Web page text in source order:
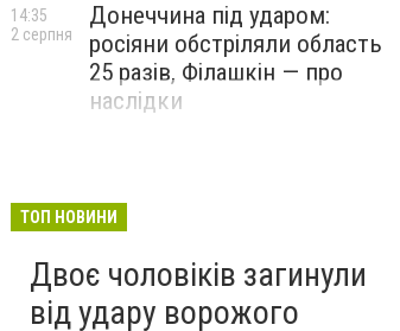
Донеччина під ударом:
росіяни обстріляли область
25 разів, Філашкін — про
наслідки
14:35
2 серпня
ТОП НОВИНИ
Двоє чоловіків загинули
від удару ворожого